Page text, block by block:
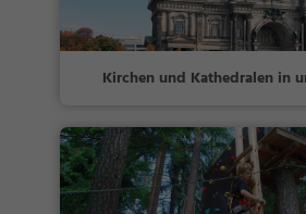
Kirchen und Kathedralen in